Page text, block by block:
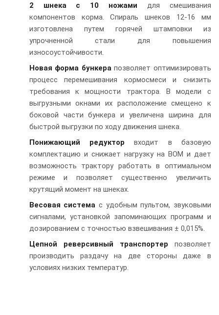
2 шнека с 10 ножами для смешивания
компонентов корма. Спираль шнеков 12-16 мм
изготовлена путем горячей штамповки из
упрочненной стали для повышения
износоустойчивости.
Новая форма бункерапозволяет оптимизировать
процесс перемешивания кормосмеси и снизить
требования к мощности трактора. В модели с
выгрузными окнами их расположение смещено к
боковой части бункера и увеличена ширина для
быстрой выгрузки по ходу движения шнека.
Понижающий редукторвходит в базовую
комплектацию и снижает нагрузку на ВОМ и дает
возможность трактору работать в оптимальном
режиме и позволяет существенно увеличить
крутящий момент на шнеках.
Весовая система с удобным пультом, звуковыми
сигналами, установкой запоминающих программ и
дозированием с точностью взвешивания ± 0,015%.
Цепной реверсивный транспортер позволяет
производить раздачу на две стороны даже в
условиях низких температур.